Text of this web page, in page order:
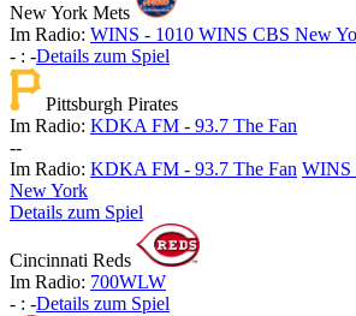
New York Mets
Im Radio: WINS - 1010 WINS CBS New
- : -Details zum Spiel
Pittsburgh Pirates
Im Radio: KDKA FM - 93.7 The Fan
--
Im Radio: KDKA FM - 93.7 The Fan WINS
New York
Details zum Spiel
Cincinnati Reds
Im Radio: 700WLW
- : -Details zum Spiel